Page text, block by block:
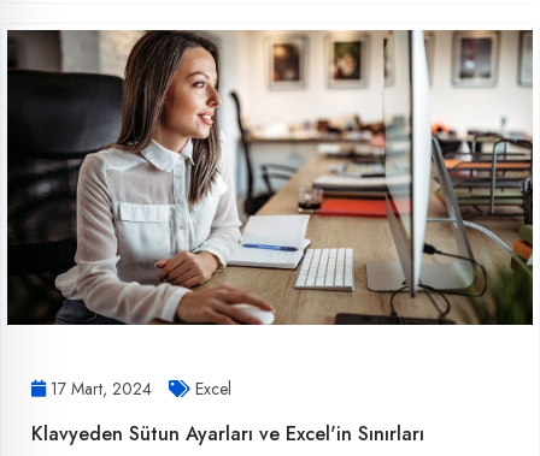
17 Mart, 2024 Excel
Klavyeden Sütun Ayarları ve Excel'in Sınırları